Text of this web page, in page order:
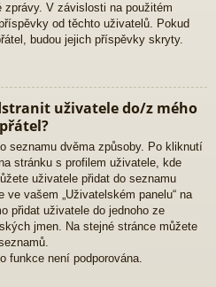
V závislosti na použitém
od těchto uživatelů. Pokud
budou jejich příspěvky skryty.
uživatele do/z mého
seznamu dvěma způsoby. Po kliknutí
stránku s profilem uživatele, kde
uživatele přidat do seznamu
ve vašem „Uživatelském panelu“ na
přidat uživatele do jednoho ze
jmen. Na stejné stránce můžete
funkce není podporována.